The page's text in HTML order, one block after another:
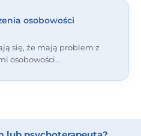
osobowości
się, że mają problem z
osobowości